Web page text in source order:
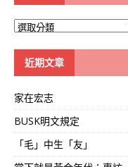
大
近期文章
家在宏志
BUSK明文規定
「毛」中生「友」